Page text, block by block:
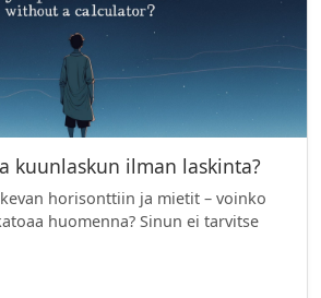
kuunlaskun ilman laskinta?
horisonttiin ja mietit – voinko
huomenna? Sinun ei tarvitse